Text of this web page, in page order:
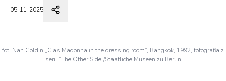
05-11-2025
fot. Nan Goldin „C as Madonna in the dressing room”, Bangkok, 1992, fotografia z
serii “The Other Side”/Staatliche Museen zu Berlin